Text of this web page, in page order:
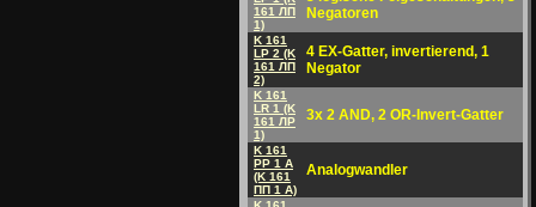
161 ЛП
1)
Negatoren
K 161
LP 2 (K
161 ЛП
2)
4 EX-Gatter, invertierend, 1
Negator
K 161
LR 1 (K
161 ЛP
1)
3x 2 AND, 2 OR-Invert-Gatter
K 161
PP 1 A
(K 161
ПП 1 A)
Analogwandler